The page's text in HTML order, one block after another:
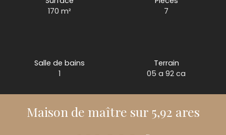
170m²
7
Salle de bains
1
Terrain
05 a 92 ca
Maison de maître sur 5,92 ares